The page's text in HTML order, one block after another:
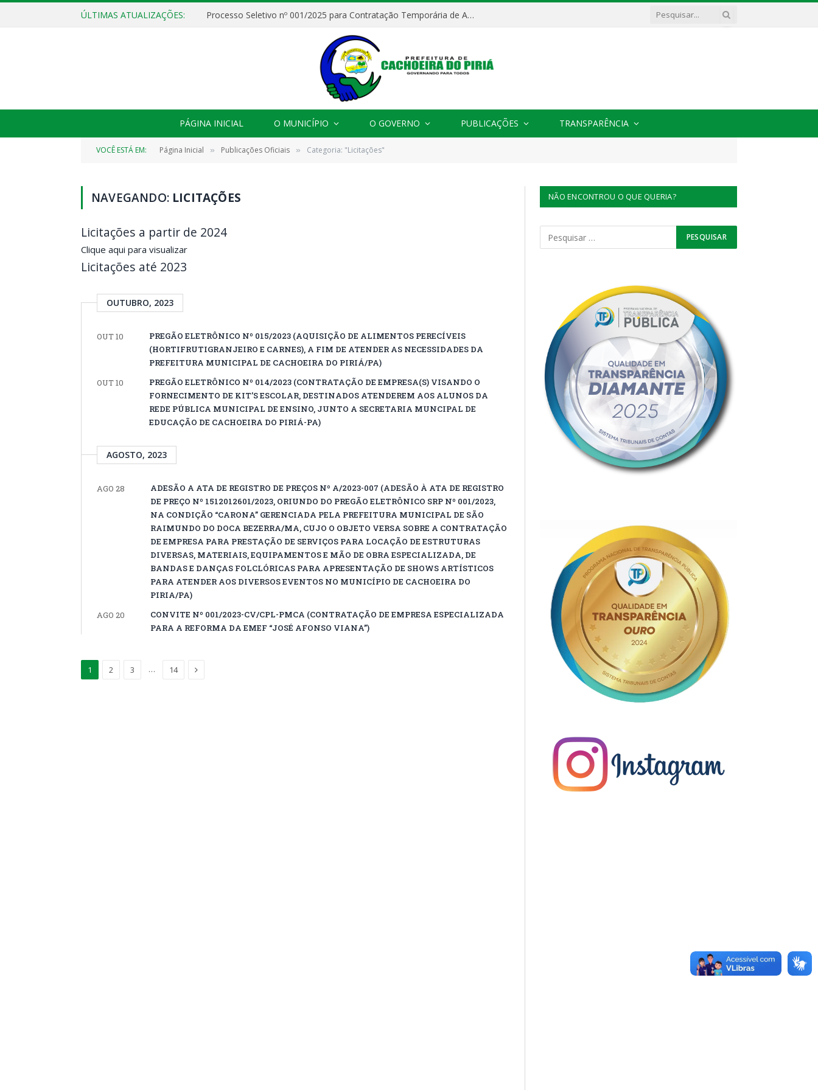
ÚLTIMAS ATUALIZAÇÕES: Processo Seletivo nº 001/2025 para Contratação Temporária de Agentes Comunitários de Saúde (ACS)
PÁGINA INICIAL O MUNICÍPIO O GOVERNO PUBLICAÇÕES TRANSPARÊNCIA
VOCÊ ESTÁ EM: Página Inicial » Publicações Oficiais » Categoria: "Licitações"
NAVEGANDO: LICITAÇÕES
Licitações a partir de 2024
Clique aqui para visualizar
Licitações até 2023
OUTUBRO, 2023
OUT 10
PREGÃO ELETRÔNICO Nº 015/2023 (AQUISIÇÃO DE ALIMENTOS PERECÍVEIS
(HORTIFRUTIGRANJEIRO E CARNES), A FIM DE ATENDER AS NECESSIDADES DA
PREFEITURA MUNICIPAL DE CACHOEIRA DO PIRIÁ/PA)
OUT 10
PREGÃO ELETRÔNICO Nº 014/2023 (CONTRATAÇÃO DE EMPRESA(S) VISANDO O
FORNECIMENTO DE KIT’S ESCOLAR, DESTINADOS ATENDEREM AOS ALUNOS DA
REDE PÚBLICA MUNICIPAL DE ENSINO, JUNTO A SECRETARIA MUNCIPAL DE
EDUCAÇÃO DE CACHOEIRA DO PIRIÁ-PA)
AGOSTO, 2023
AGO 28
ADESÃO A ATA DE REGISTRO DE PREÇOS Nº A/2023-007 (ADESÃO À ATA DE REGISTRO
DE PREÇO Nº 1512012601/2023, ORIUNDO DO PREGÃO ELETRÔNICO SRP Nº 001/2023,
NA CONDIÇÃO “CARONA” GERENCIADA PELA PREFEITURA MUNICIPAL DE SÃO
RAIMUNDO DO DOCA BEZERRA/MA, CUJO O OBJETO VERSA SOBRE A CONTRATAÇÃO
DE EMPRESA PARA PRESTAÇÃO DE SERVIÇOS PARA LOCAÇÃO DE ESTRUTURAS
DIVERSAS, MATERIAIS, EQUIPAMENTOS E MÃO DE OBRA ESPECIALIZADA, DE
BANDAS E DANÇAS FOLCLÓRICAS PARA APRESENTAÇÃO DE SHOWS ARTÍSTICOS
PARA ATENDER AOS DIVERSOS EVENTOS NO MUNICÍPIO DE CACHOEIRA DO
PIRIA/PA)
AGO 20
CONVITE Nº 001/2023-CV/CPL-PMCA (CONTRATAÇÃO DE EMPRESA ESPECIALIZADA
PARA A REFORMA DA EMEF “JOSÉ AFONSO VIANA”)
1 2 3 … 14 Proximo
NÃO ENCONTROU O QUE QUERIA?